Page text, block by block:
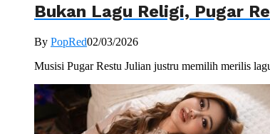
Bukan Lagu Religi, Pugar
By PopRed02/03/2026
Musisi Pugar Restu Julian justru memilih merilis